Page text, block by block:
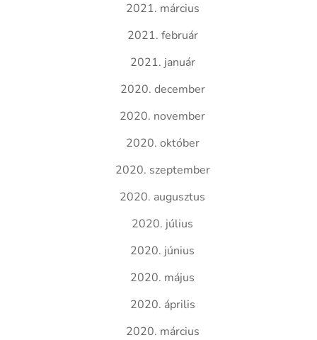
2021. március
2021. február
2021. január
2020. december
2020. november
2020. október
2020. szeptember
2020. augusztus
2020. július
2020. június
2020. május
2020. április
2020. március